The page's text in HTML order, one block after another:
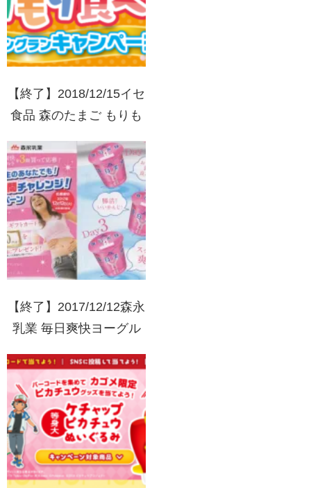
【終了】2018/12/15イセ
食品 森のたまご もりも
ャンペーン
【終了】2017/12/12森永
乳業 毎日爽快ヨーグル
レンジキャンペーン